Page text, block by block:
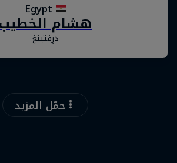
حمّل المزيد